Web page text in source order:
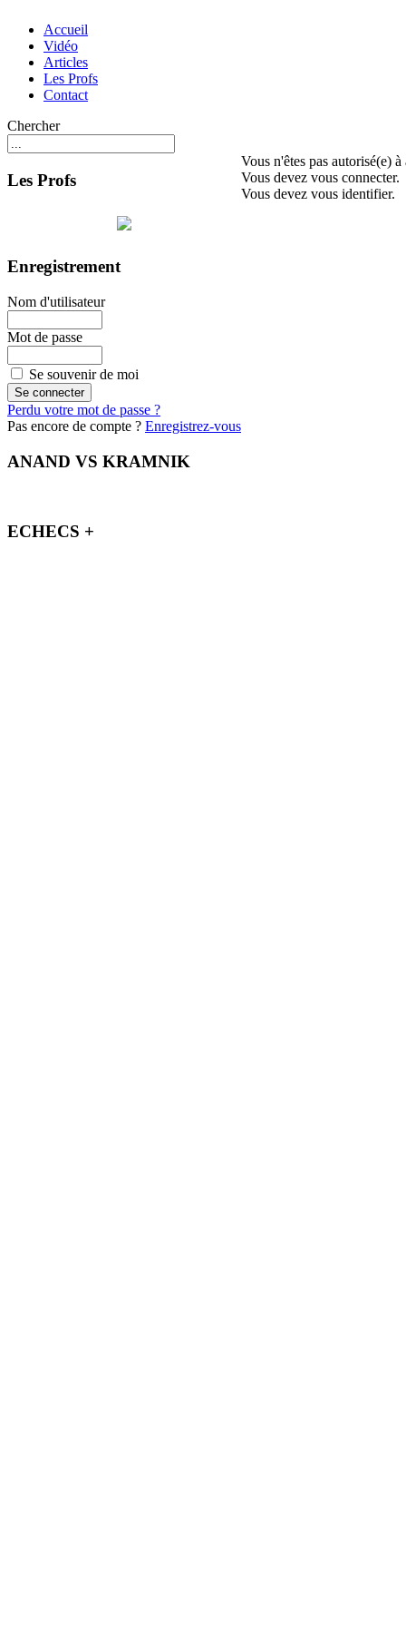
Accueil
Vidéo
Articles
Les Profs
Contact
Chercher
Les Profs
Enregistrement
Nom d'utilisateur
Mot de passe
Se souvenir de moi
Perdu votre mot de passe ?
Pas encore de compte ? Enregistrez-vous
ANAND VS KRAMNIK
ECHECS +
Vous n'êtes pas autorisé(e)
Vous devez vous connecter.
Vous devez vous identifier.